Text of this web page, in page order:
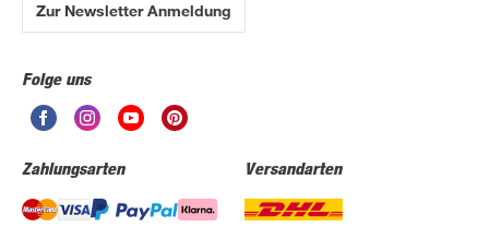
Zur Newsletter Anmeldung
Folge uns
Zahlungsarten Versandarten